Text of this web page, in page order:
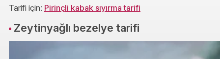
Tarifi için: Pirinçli kabak sıyırma tarifi
Zeytinyağlı bezelye tarifi